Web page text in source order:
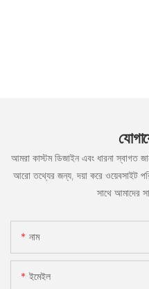
আমরা কাস্টম ডিজাইন এবং ধারনা স্বাগত
আরো তথ্যের জন্য, দয়া করে ওয়েবসাইট
সাথে আমাদের
নাম
ইমেইল